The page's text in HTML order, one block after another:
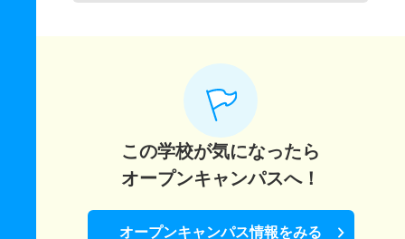
この学校が気になったら
オープンキャンパスへ！
オープンキャンパス情報をみる